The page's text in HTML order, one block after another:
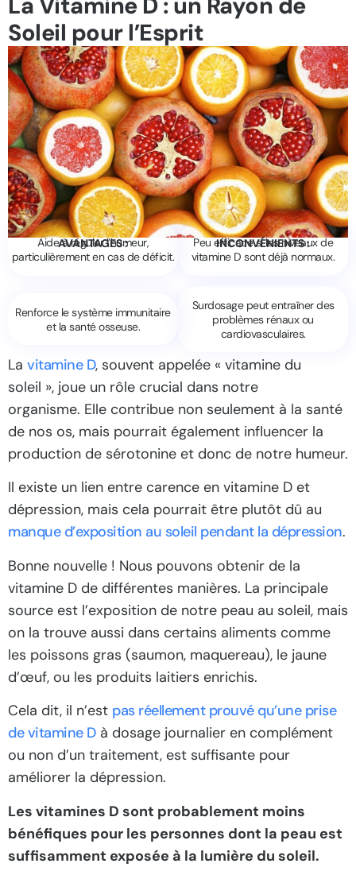
Soleil pour l’Esprit
AVANTAGES :
Aide à réguler l’humeur,
particulièrement en cas de déficit.
Renforce le système immunitaire
et la santé osseuse.
INCONVÉNIENTS :
Peu efficace si les niveaux de
vitamine D sont déjà normaux.
Surdosage peut entraîner des
problèmes rénaux ou
cardiovasculaires.
La vitamine D, souvent appelée « vitamine du
soleil », joue un rôle crucial dans notre
organisme. Elle contribue non seulement à la santé
de nos os, mais pourrait également influencer la
production de sérotonine et donc de notre humeur.
Il existe un lien entre carence en vitamine D et
dépression, mais cela pourrait être plutôt dû au
manque d’exposition au soleil pendant la dépression.
Bonne nouvelle ! Nous pouvons obtenir de la
vitamine D de différentes manières. La principale
source est l’exposition de notre peau au soleil, mais
on la trouve aussi dans certains aliments comme
les poissons gras (saumon, maquereau), le jaune
d’œuf, ou les produits laitiers enrichis.
Cela dit, il n’est pas réellement prouvé qu’une prise
de vitamine Dà dosage journalier en complément
ou non d’un traitement, est suffisante pour
améliorer la dépression.
Les vitamines D sont probablement moins
bénéfiques pour les personnes dont la peau est
suffisamment exposée à la lumière du soleil.